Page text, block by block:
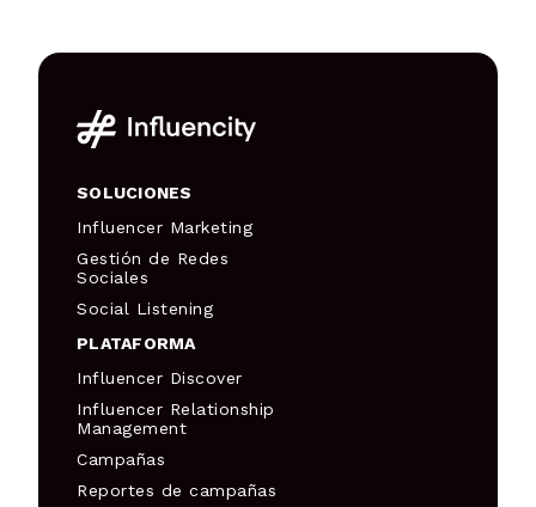
SOLUCIONES
Influencer Marketing
Gestión de Redes
Sociales
Social Listening
PLATAFORMA
Influencer Discover
Influencer Relationship
Management
Campañas
Reportes de campañas